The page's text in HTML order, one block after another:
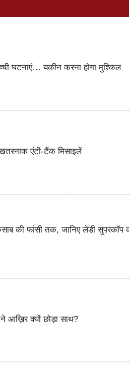
घटनाएं… यकीन करना होगा मुश्किल
एंटी-टैंक मिसाइलें
की फांसी तक, जानिए लेडी सुपरकॉप
आख़िर क्यों छोड़ा साथ?